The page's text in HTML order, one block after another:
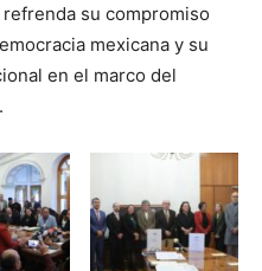
su compromiso
mexicana y su
en el marco del